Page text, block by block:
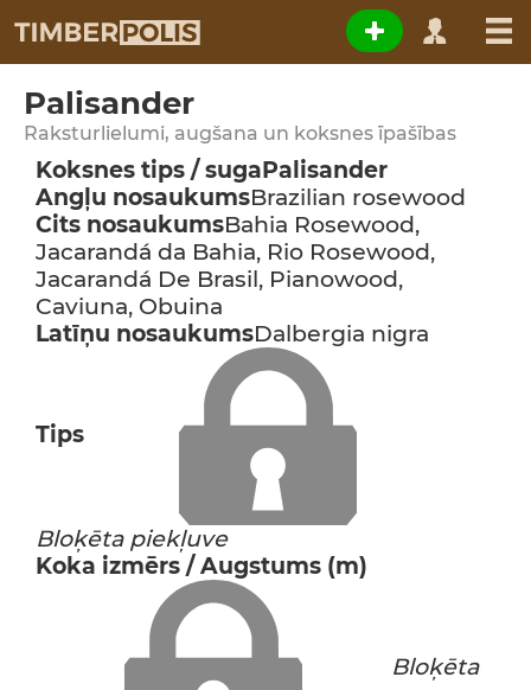
Palisander
Raksturlielumi, augšana un koksnes īpašības
Koksnes tips / sugaPalisander
Angļu nosaukumsBrazilian rosewood
Cits nosaukumsBahia Rosewood,
Jacarandá da Bahia, Rio Rosewood,
Jacarandá De Brasil, Pianowood,
Caviuna, Obuina
Latīņu nosaukumsDalbergia nigra
Tips
Bloķēta piekļuve
Koka izmērs / Augstums (m)
Bloķēta